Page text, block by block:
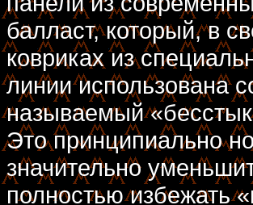
балласт, который, в
ковриках из
линии использована
называемый
Это принципиально
значительно
полностью избежать